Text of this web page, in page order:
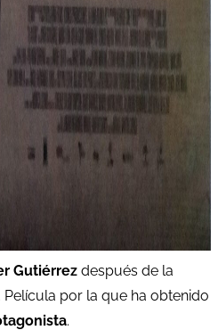
Gutiérrez después de la
. Película por la que ha obtenido
.